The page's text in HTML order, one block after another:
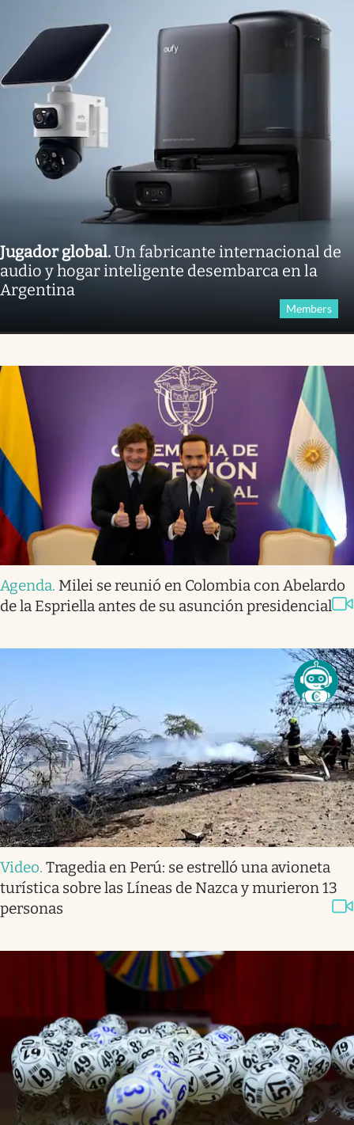
Jugador global.Un fabricante internacional de
audio y hogar inteligente desembarca en la
Argentina
Members
Agenda. Milei se reunió en Colombia con Abelardo
de la Espriella antes de su asunción presidencial
Video. Tragedia en Perú: se estrelló una avioneta
turística sobre las Líneas de Nazca y murieron 13
personas